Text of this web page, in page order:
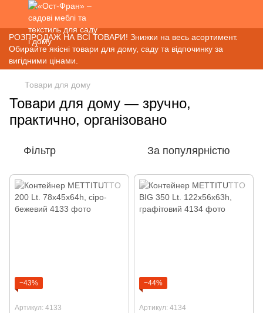
РОЗПРОДАЖ НА ВСІ ТОВАРИ! Знижки на весь асортимент.
Обирайте якісні товари для дому, саду та відпочинку за
вигідними цінами.
Товари для дому
Товари для дому — зручно,
практично, організовано
Фільтр За популярністю
−43%
Артикул: 4133
−44%
Артикул: 4134